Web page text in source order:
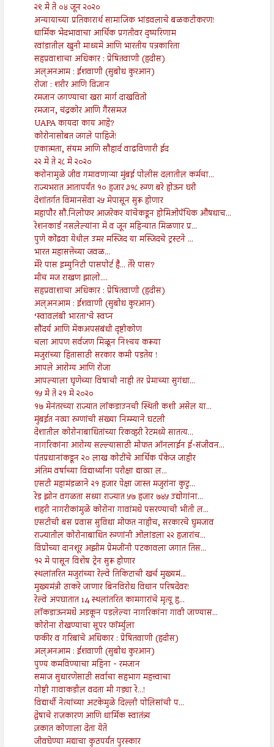
२९ मे ते ०४ जून २०२०
अन्यायाच्या प्रतिकारार्थ सामाजिक भांडवलाचे बळकटीकरण!
धार्मिक भेदभावाचा आर्थिक प्रगतीवर दुष्परिणाम
रवांडातील खुनी माध्यमे आणि भारतीय पत्रकारिता
सहप्रवाशाचा अधिकार : प्रेषितवाणी (हदीस)
अल्अनआम : ईशवाणी (सुबोध कुरआन)
रोजा : शरीर आणि विज्ञान
रमजान जगण्याचा खरा मार्ग दाखवितो
रमजान, चंद्रकोर आणि गैरसमज
UAPA कायदा काय आहे?
कोरोनासोबत जगले पाहिजे!
एकात्मता, संयम आणि सौहार्द वाढविणारी ईद
२२ मे ते २८ मे २०२०
करोनामुळे जीव गमावणाऱ्या मुंबई पोलीस दलातील कर्मचा...
राज्यभरात आतापर्यंत १० हजार ३१८ रुग्ण बरे होऊन घरी
देशांतर्गत विमानसेवा २५ मेपासून सुरू होणार
महापौर सौ.निलोफर आजरेकर यांचेकडून होमिओपॅथिक औषधाच...
रेशनकार्ड नसलेल्यांना मे व जून महिन्यात मिळणार प्र...
पुणे कोंढवा येथील उमर मस्जिद या मस्जिदचे ट्रस्टने ...
भारत महासत्तेच्या जवळ...
मेरे पास इम्युनिटी पासपोर्ट है... तेरे पास?
मीच मज राखण झालो....
सहप्रवाशाचा अधिकार : प्रेषितवाणी (हदीस)
अल्अनआम : ईशवाणी (सुबोध कुरआन)
‘स्वावलंबी भारता’चे स्वप्न
सौंदर्य आणि मेकअपसंबंधी दृष्टीकोण
चला आपण सर्वजण मिळून निश्‍चय करूया
मजुरांच्या हितासाठी सरकार कमी पडतेय !
आपले आरोग्य आणि रोजा
आपल्याला घृणेच्या विषाची नाही तर प्रेमाच्या सुगंधा...
१५ मे ते २१ मे २०२०
१७ मेनंतरच्या राज्यात लॉकडाउनची स्थिती कशी असेल या...
मुंबईत नव्या रुग्णांची संख्या निम्म्याने घटली
देशातील कोरोनाबाधितांच्या रिकव्हरी रेटमध्ये सातत्य...
नागरिकांना आरोग्य सल्ल्यासाठी मोफत ऑनलाईन ई-संजीवन...
पंतप्रधानांकडून २० लाख कोटींचे आर्थिक पॅकेज जाहीर
अंतिम वर्षाच्या विद्यार्थ्यांना परीक्षा द्याव्या ल...
एसटी महामंडळाने २१ हजार पेक्षा जास्त मजुरांना कुटु...
रेड झोन वगळता सध्या राज्यात ५७ हजार ७४५ उद्योगांना...
शहरी नागरीकांमुळे कोरोना गावांमधे पसरण्याची भीती ल...
एसटीची बस प्रवास सुविधा मोफत नाहीच, सरकारचे घुमजाव
राज्यातील कोरोनाबाधित रुग्णांनी ओलांडला २२ हजारांच...
विप्रोच्या दानशूर अझीम प्रेमजींनी पटकावला जगात तिस...
१२ मे पासून विशेष ट्रेन सुरू होणार
स्थलांतरित मजुरांच्या रेल्वे तिकिटाची खर्च मुख्यमं...
मुख्यमंत्री ठाकरे जाणार बिनविरोध विधान परिषदेवर!
रेल्वे अपघातात 14 स्थलांतरित कामगारांचे मृत्यू हृ...
लाॅकडाऊनमधे अडकून पडलेल्या नागरिकांना गावी जाण्यास...
कोरोना रोखण्याचा सूपर फॉर्म्युला
फकीर व गरिबांचे अधिकार : प्रेषितवाणी (हदीस)
अल्अनआम : ईशवाणी (सुबोध कुरआन)
पुण्य कमविण्याचा महिना - रमजान
समाज सुधारणेसाठी सर्वाचा सहभाग महत्त्वाचा
गोष्टी गावाकडील वदता मी गड्या रे...!
विद्यार्थी नेत्यांच्या अटकेमुळे दिल्ली पोलिसांची प...
द्वेषाचे राजकारण आणि धार्मिक स्वातंत्र्य
ज़कात कोणाला देता येते
जीवघेण्या मद्याचा कुठपर्यंत पुरस्कार